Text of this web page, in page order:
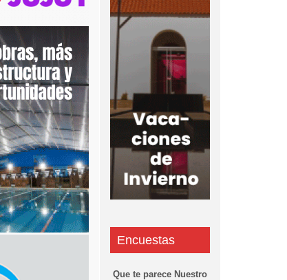
Encuestas
Que te parece Nuestro